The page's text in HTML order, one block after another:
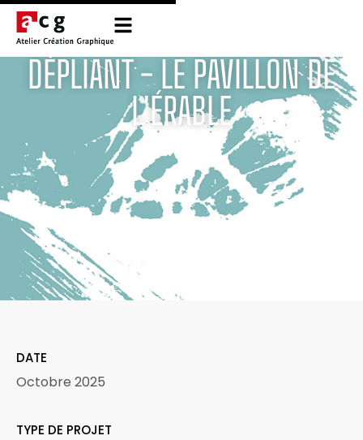
DÉPLIANT - LE PAVILLON DE
L'ÉRABLE
DATE
Octobre 2025
TYPE DE PROJET